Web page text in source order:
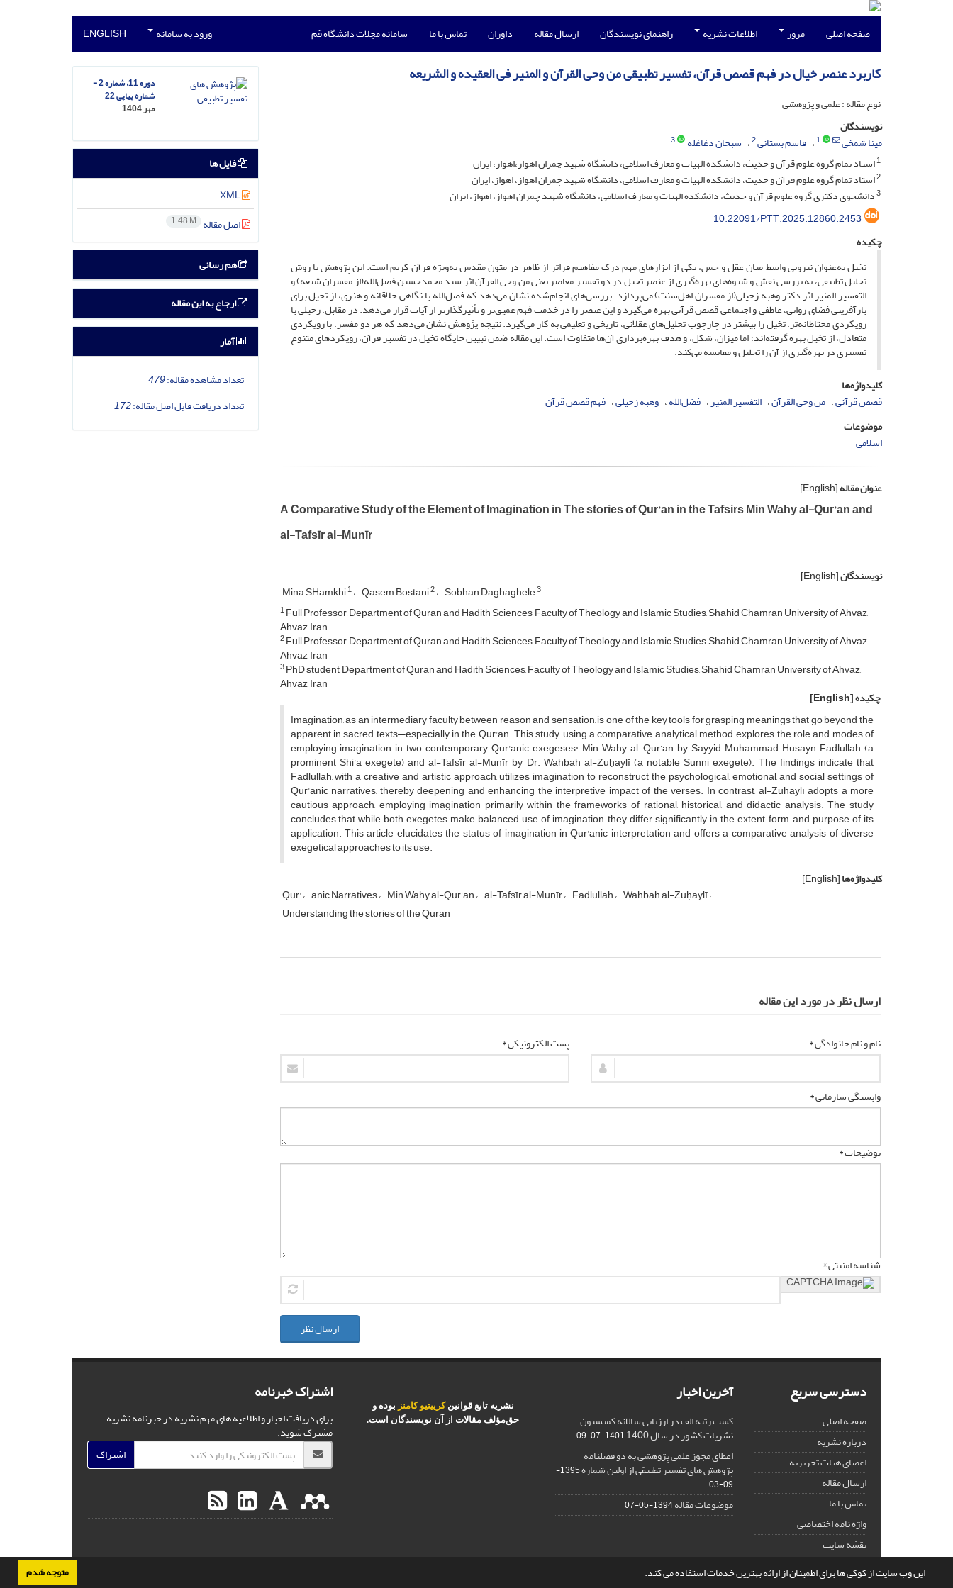
این وب سایت از کوکی ها برای اطمینان از ارائه بهترین خدمات استفاده می کند. متوجه شدم
صفحه اصلی مرور اطلاعات نشریه راهنمای نویسندگان ارسال مقاله داوران تماس با ما سامانه مجلات دانشگاه قم ورود به سامانه ENGLISH
کاربرد عنصر خیال در فهم قصص قرآن، تفسیر تطبیقی من وحی القرآن و المنیر فی العقیده و الشریعه
نوع مقاله : علمی و پژوهشی
نویسندگان
مینا شمخی
1 قاسم بستانی2 سبحان دغاغله
3
1استاد تمام گروه علوم قرآن و حدیث، دانشکده الهیات و معارف اسلامی، دانشگاه شهید چمران اهواز،اهواز، ایران
2استاد تمام گروه علوم قرآن و حدیث، دانشکده الهیات و معارف اسلامی، دانشگاه شهید چمران اهواز، اهواز، ایران
3دانشجوی دکتری گروه علوم قرآن و حدیث، دانشکده الهیات و معارف اسلامی، دانشگاه شهید چمران اهواز، اهواز، ایران
10.22091/PTT.2025.12860.2453
چکیده
تخیل به‌عنوان نیرویی واسط میان عقل و حس، یکی از ابزارهای مهم درک مفاهیم فراتر از ظاهر در متون مقدس به‌ویژه قرآن کریم است. این پژوهش با روش
تحلیل تطبیقی، به بررسی نقش و شیوه‌های بهره‌گیری از عنصر تخیل در دو تفسیر معاصر یعنی من وحی القرآن اثر سید محمدحسین فضل‌الله(از مفسران شیعه) و
التفسیر المنیر اثر دکتر وهبه زحیلی(از مفسران اهل‌سنت) می‌پردازد. بررسی‌های انجام‌شده نشان می‌دهد که فضل‌الله با نگاهی خلاقانه و هنری، از تخیل برای
بازآفرینی فضای روانی، عاطفی و اجتماعی قصص قرآنی بهره می‌گیرد و این عنصر را در خدمت فهم عمیق‌تر و تأثیرگذارتر از آیات قرار می‌دهد. در مقابل، زحیلی با
رویکردی محتاطانه‌تر، تخیل را بیشتر در چارچوب تحلیل‌های عقلانی، تاریخی و تعلیمی به کار می‌گیرد. نتیجه پژوهش نشان می‌دهد که هر دو مفسر، با رویکردی
متعادل، از تخیل بهره گرفته‌اند؛ اما میزان، شکل، و هدف بهره‌برداری آن‌ها متفاوت است. این مقاله ضمن تبیین جایگاه تخیل در تفسیر قرآن، رویکردهای متنوع
تفسیری در بهره‌گیری از آن را تحلیل و مقایسه می‌کند.
کلیدواژه‌ها
قصص قرآنی من وحی القرآن التفسیر المنیر فضل‌الله وهبه زحیلی فهم قصص قرآن
موضوعات
اسلامی
عنوان مقاله[English]
A Comparative Study of the Element of Imagination in The stories of Qur’an in the Tafsirs Min Wahy al-Qur’an and
al-Tafsīr al-Munīr
نویسندگان[English]
Mina SHamkhi1 Qasem Bostani2 Sobhan Daghaghele3
1Full Professor, Department of Quran and Hadith Sciences, Faculty of Theology and Islamic Studies, Shahid Chamran University of Ahvaz,
Ahvaz, Iran
2Full Professor, Department of Quran and Hadith Sciences, Faculty of Theology and Islamic Studies, Shahid Chamran University of Ahvaz,
Ahvaz, Iran
3PhD student, Department of Quran and Hadith Sciences, Faculty of Theology and Islamic Studies, Shahid Chamran University of Ahvaz,
Ahvaz, Iran
چکیده[English]
Imagination, as an intermediary faculty between reason and sensation, is one of the key tools for grasping meanings that go beyond the
apparent in sacred texts—especially in the Qur'an. This study, using a comparative analytical method, explores the role and modes of
employing imagination in two contemporary Qur'anic exegeses: Min Wahy al-Qur’an by Sayyid Muhammad Husayn Fadlullah (a
prominent Shi'a exegete) and al-Tafsīr al-Munīr by Dr. Wahbah al-Zuḥaylī (a notable Sunni exegete). The findings indicate that
Fadlullah, with a creative and artistic approach, utilizes imagination to reconstruct the psychological, emotional, and social settings of
Qur'anic narratives, thereby deepening and enhancing the interpretive impact of the verses. In contrast, al-Zuḥaylī adopts a more
cautious approach, employing imagination primarily within the frameworks of rational, historical, and didactic analysis. The study
concludes that while both exegetes make balanced use of imagination, they differ significantly in the extent, form, and purpose of its
application. This article elucidates the status of imagination in Qur'anic interpretation and offers a comparative analysis of diverse
exegetical approaches to its use.
کلیدواژه‌ها[English]
Qur' anic Narratives Min Wahy al-Qur’an al-Tafsīr al-Munīr Fadlullah Wahbah al-Zuḥaylī
Understanding the stories of the Quran
ارسال نظر در مورد این مقاله
نام و نام خانوادگی * پست الکترونیکی *
وابستگی سازمانی *
توضیحات *
شناسه امنیتی *
ارسال نظر
دوره 11، شماره 2 -
شماره پیاپی 22
مهر 1404
فایل ها
XML
اصل مقاله 1.48 M
هم رسانی
ارجاع به این مقاله
آمار
تعداد مشاهده مقاله:479
تعداد دریافت فایل اصل مقاله:172
دسترسی سریع
صفحه اصلی
درباره نشریه
اعضای هیات تحریریه
ارسال مقاله
تماس با ما
واژه نامه اختصاصی
نقشه سایت
آخرین اخبار
کسب رتبه الف در ارزیابی سالانه کمیسیون
نشریات کشور در سال 1400 1401-07-09
اعطای مجوز علمی پژوهشی به دو فصلنامه
پژوهش های تفسیر تطبیقی از اولین شماره
1395-
09-03
موضوعات مقاله1394-05-07
نشریه تابع قوانین کرییتیو کامنز بوده و
حق‌مؤلف مقالات از آن نویسندگان است.
اشتراک خبرنامه
برای دریافت اخبار و اطلاعیه های مهم نشریه در خبرنامه نشریه
مشترک شوید.
اشتراک
© سامانه مدیریت نشریات علمی.قدرت گرفته ازسیناوب